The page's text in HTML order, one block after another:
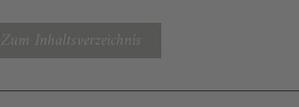
Zum Inhaltsverzeichnis